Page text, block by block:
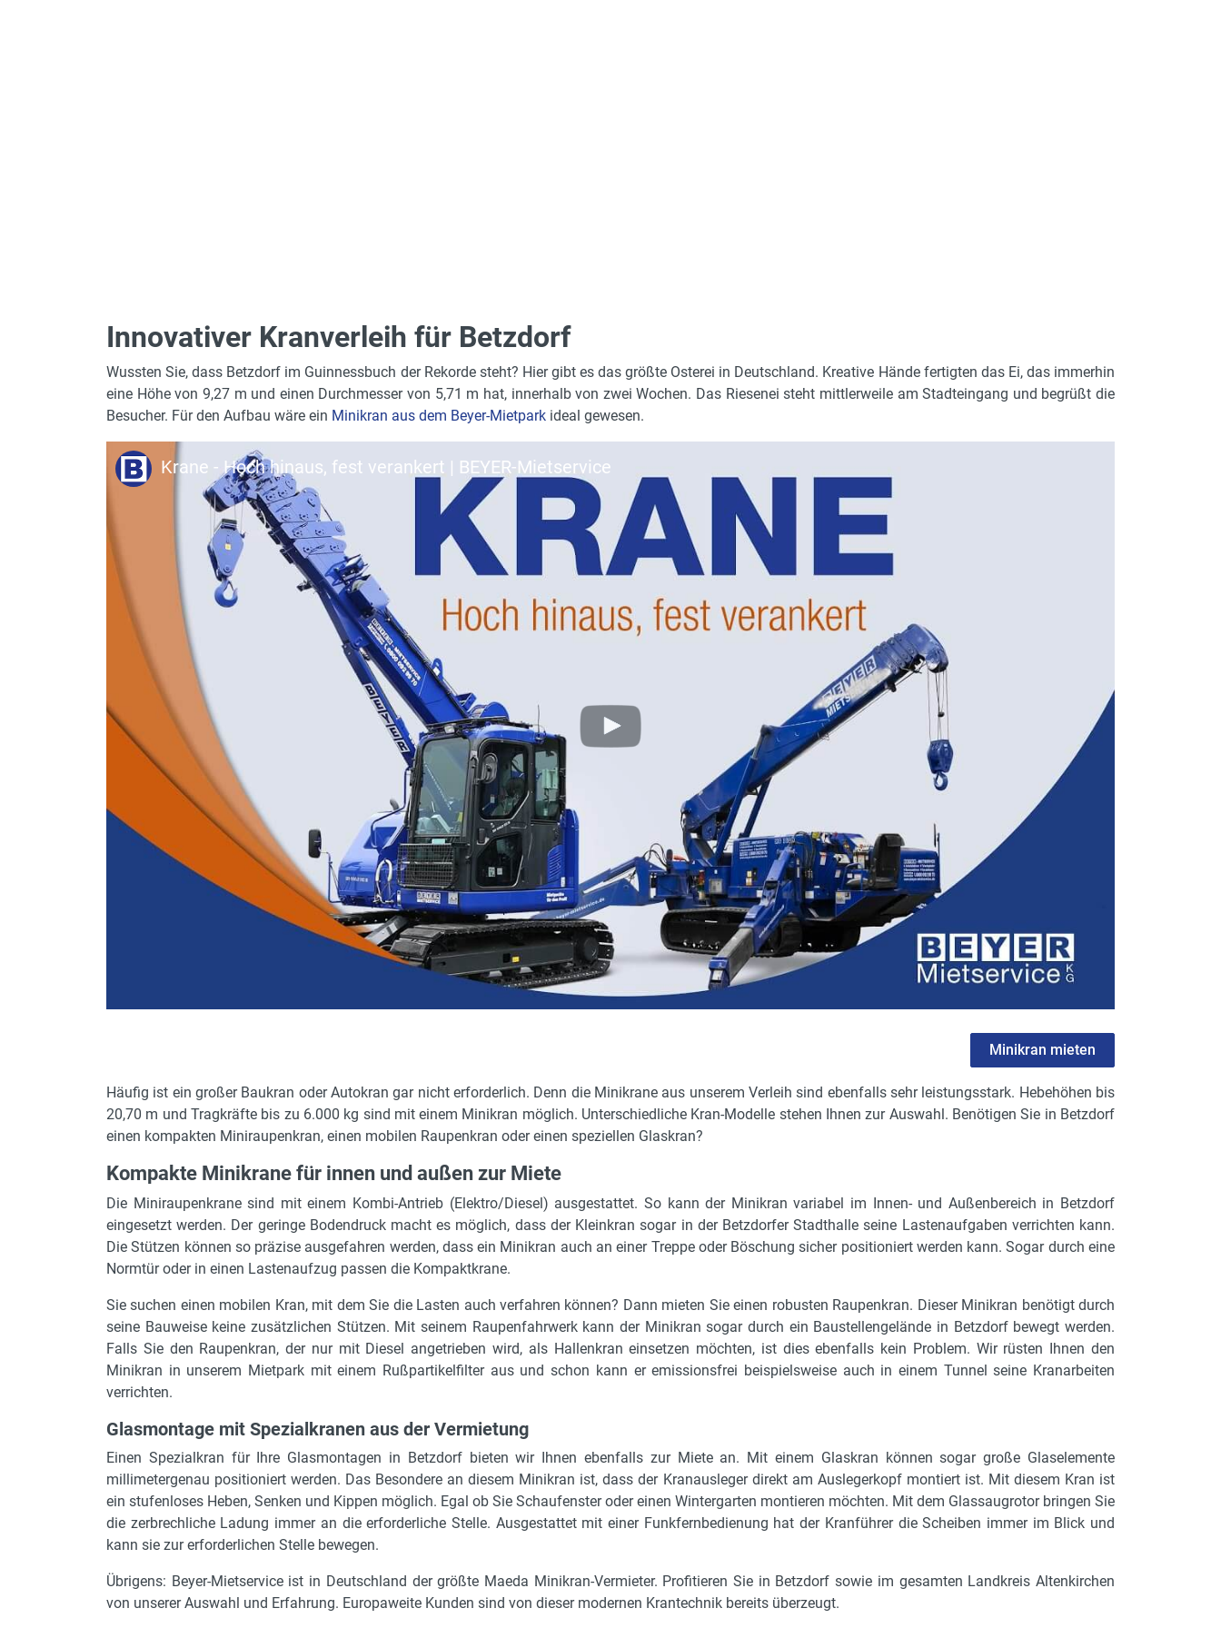
Innovativer Kranverleih für Betzdorf
Wussten Sie, dass Betzdorf im Guinnessbuch der Rekorde steht? Hier gibt es das größte Osterei in Deutschland. Kreative Hände fertigten das Ei, das immerhin
eine Höhe von 9,27 m und einen Durchmesser von 5,71 m hat, innerhalb von zwei Wochen. Das Riesenei steht mittlerweile am Stadteingang und begrüßt die
Besucher. Für den Aufbau wäre ein Minikran aus dem Beyer-Mietpark ideal gewesen.
Krane - Hoch hinaus, fest verankert | BEYER-Mietservice
Minikran mieten
Häufig ist ein großer Baukran oder Autokran gar nicht erforderlich. Denn die Minikrane aus unserem Verleih sind ebenfalls sehr leistungsstark. Hebehöhen bis
20,70 m und Tragkräfte bis zu 6.000 kg sind mit einem Minikran möglich. Unterschiedliche Kran-Modelle stehen Ihnen zur Auswahl. Benötigen Sie in Betzdorf
einen kompakten Miniraupenkran, einen mobilen Raupenkran oder einen speziellen Glaskran?
Kompakte Minikrane für innen und außen zur Miete
Die Miniraupenkrane sind mit einem Kombi-Antrieb (Elektro/Diesel) ausgestattet. So kann der Minikran variabel im Innen- und Außenbereich in Betzdorf
eingesetzt werden. Der geringe Bodendruck macht es möglich, dass der Kleinkran sogar in der Betzdorfer Stadthalle seine Lastenaufgaben verrichten kann.
Die Stützen können so präzise ausgefahren werden, dass ein Minikran auch an einer Treppe oder Böschung sicher positioniert werden kann. Sogar durch eine
Normtür oder in einen Lastenaufzug passen die Kompaktkrane.
Sie suchen einen mobilen Kran, mit dem Sie die Lasten auch verfahren können? Dann mieten Sie einen robusten Raupenkran. Dieser Minikran benötigt durch
seine Bauweise keine zusätzlichen Stützen. Mit seinem Raupenfahrwerk kann der Minikran sogar durch ein Baustellengelände in Betzdorf bewegt werden.
Falls Sie den Raupenkran, der nur mit Diesel angetrieben wird, als Hallenkran einsetzen möchten, ist dies ebenfalls kein Problem. Wir rüsten Ihnen den
Minikran in unserem Mietpark mit einem Rußpartikelfilter aus und schon kann er emissionsfrei beispielsweise auch in einem Tunnel seine Kranarbeiten
verrichten.
Glasmontage mit Spezialkranen aus der Vermietung
Einen Spezialkran für Ihre Glasmontagen in Betzdorf bieten wir Ihnen ebenfalls zur Miete an. Mit einem Glaskran können sogar große Glaselemente
millimetergenau positioniert werden. Das Besondere an diesem Minikran ist, dass der Kranausleger direkt am Auslegerkopf montiert ist. Mit diesem Kran ist
ein stufenloses Heben, Senken und Kippen möglich. Egal ob Sie Schaufenster oder einen Wintergarten montieren möchten. Mit dem Glassaugrotor bringen Sie
die zerbrechliche Ladung immer an die erforderliche Stelle. Ausgestattet mit einer Funkfernbedienung hat der Kranführer die Scheiben immer im Blick und
kann sie zur erforderlichen Stelle bewegen.
Übrigens: Beyer-Mietservice ist in Deutschland der größte Maeda Minikran-Vermieter. Profitieren Sie in Betzdorf sowie im gesamten Landkreis Altenkirchen
von unserer Auswahl und Erfahrung. Europaweite Kunden sind von dieser modernen Krantechnik bereits überzeugt.